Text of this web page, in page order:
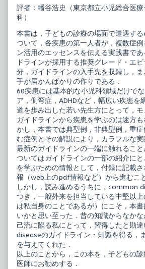
60
疾
実
践
的
ガ
イ
ラ
イ
ン
活
用
術
published
on
author
モ
ン
60
疾
患
実
践
的
ガ
イ
ド
ラ
イ
ン
活
用
術,
評者：幡谷浩史（東京都立小児総合医
科）
本書は，子どもの診療の場面で遭遇す
ついて，各疾患の第一人者が，複数症
ン活用のエッセンスを伝える実践書で
ドラインが採用する推奨グレード・エ
分，ガイドラインの入手先を収録し，
手が届かんばかりの作りである．
60疾患には基本的な小児科領域だけで
ア，側弯症，ADHDなど，幅広い疾患を
道を歩み出した若い先生方にとって，
ガイドラインから疾患を学ぶのは途方
かし，本書では典型例，非典型例，重
む症例とその解説により，カラフルな実
最新のガイドラインの一端に触れるこ
ついてはガイドラインの一部の紹介に
を学ぶための情報として，付録に記載
報（web上のpdf情報など）から進むこ
しかし，読み進めるうちに，common
つき，一般外来を担当している中堅以
は私自身のことであるが）にこそ，本
いかと思い至った．昔の知識からなか
己流に陥る私にとって，習得したと勘
diseaseのガイドライン・知識を得る，
を与えてくれた．
以上のことから，この本を，子どもの
医師にお勧めする．